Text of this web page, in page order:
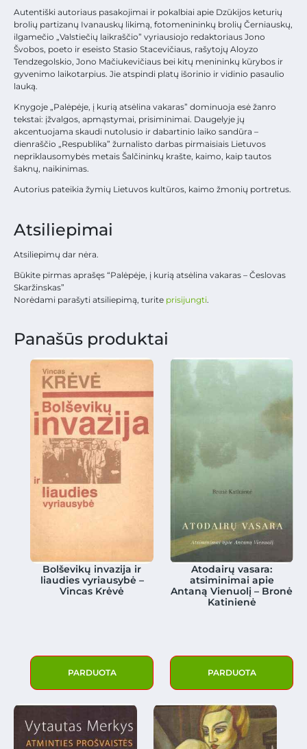
Autentiški autoriaus pasakojimai ir pokalbiai apie Dzūkijos keturių
brolių partizanų Ivanauskų likimą, fotomenininkų brolių Černiauskų,
ilgamečio „Valstiečių laikraščio” vyriausiojo redaktoriaus Jono
Švobos, poeto ir eseisto Stasio Stacevičiaus, rašytojų Aloyzo
Tendzegolskio, Jono Mačiukevičiaus bei kitų menininkų kūrybos ir
gyvenimo laikotarpius. Jie atspindi platų išorinio ir vidinio pasaulio
lauką.
Knygoje „Palėpėje, į kurią atsėlina vakaras” dominuoja esė žanro
tekstai: įžvalgos, apmąstymai, prisiminimai. Daugelyje jų
akcentuojama skaudi nutolusio ir dabartinio laiko sandūra –
dienraščio „Respublika” žurnalisto darbas pirmaisiais Lietuvos
nepriklausomybės metais Šalčininkų krašte, kaimo, kaip tautos
šaknų, naikinimas.
Autorius pateikia žymių Lietuvos kultūros, kaimo žmonių portretus.
Atsiliepimai
Atsiliepimų dar nėra.
Būkite pirmas aprašęs “Palėpėje, į kurią atsėlina vakaras – Česlovas
Skaržinskas”
Norėdami parašyti atsiliepimą, turite prisijungti.
Panašūs produktai
Bolševikų invazija ir
liaudies vyriausybė –
Vincas Krėvė
PARDUOTA
Atodairų vasara:
atsiminimai apie
Antaną Vienuolį – Bronė
Katinienė
PARDUOTA